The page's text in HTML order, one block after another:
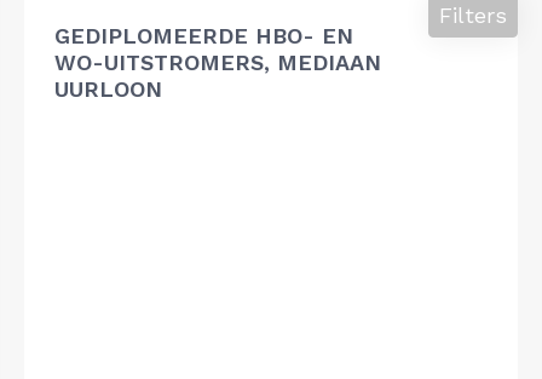
GEDIPLOMEERDE HBO- EN
WO-UITSTROMERS, MEDIAAN
UURLOON
Filters